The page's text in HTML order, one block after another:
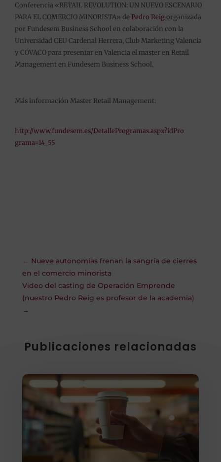
Conferencia «RETAIL REVOLUTION: UN NUEVO ESCENARIO
PARA EL COMERCIO MINORISTA» de Pedro Reigorganizada
por Fundesem Business School en colaboración con la
Universidad CEU Cardenal Herrera, Club Marketing Valencia
y COVACO para presentar en Valencia el master en Retail
Management en Fundesem Business School.
Más información Master Retail Management:
http://www.fundesem.es/DetalleProgramas.aspx?idPro
grama=14_55
← Nueve autonomías frenan la sangría de cierres
en el comercio minorista
Video del casting de Operación Emprende
(nuestro Pedro Reig es profesor de la academia)
→
Publicaciones relacionadas